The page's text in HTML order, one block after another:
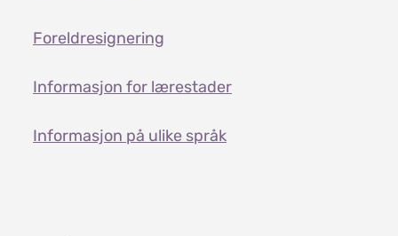
Foreldresignering
Informasjon for lærestader
Informasjon på ulike språk